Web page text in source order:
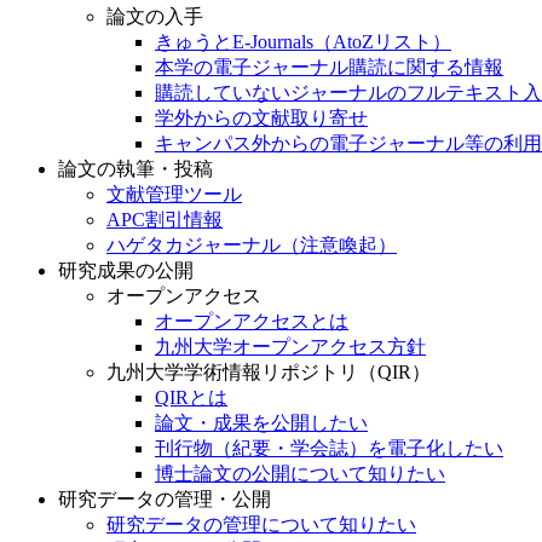
論文の入手
きゅうとE-Journals（AtoZリスト）
本学の電子ジャーナル購読に関する情報
購読していないジャーナルのフルテキスト
学外からの文献取り寄せ
キャンパス外からの電子ジャーナル等の利用
論文の執筆・投稿
文献管理ツール
APC割引情報
ハゲタカジャーナル（注意喚起）
研究成果の公開
オープンアクセス
オープンアクセスとは
九州大学オープンアクセス方針
九州大学学術情報リポジトリ（QIR）
QIRとは
論文・成果を公開したい
刊行物（紀要・学会誌）を電子化したい
博士論文の公開について知りたい
研究データの管理・公開
研究データの管理について知りたい